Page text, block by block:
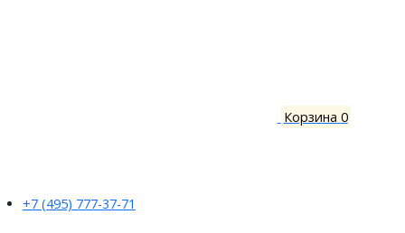
Корзина 0
+7 (495) 777-37-71